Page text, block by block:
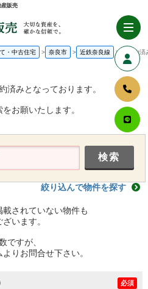
産販売
・中古住宅 奈良市 近鉄奈良線 ご成約済
済みとなっております。
お願いたします。
絞り込んで物件を探す
されていない物件も
います。
ですが、
りお問合せ下さい。
必須